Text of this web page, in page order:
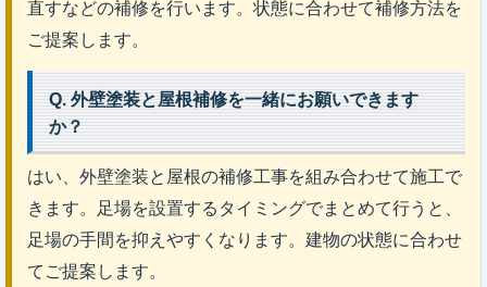
直すなどの補修を行います。状態に合わせて補修方法を
ご提案します。
Q. 外壁塗装と屋根補修を一緒にお願いできます
か？
はい、外壁塗装と屋根の補修工事を組み合わせて施工で
きます。足場を設置するタイミングでまとめて行うと、
足場の手間を抑えやすくなります。建物の状態に合わせ
てご提案します。